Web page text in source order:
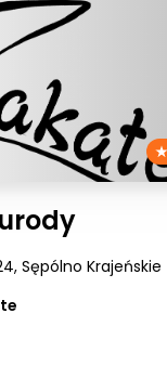
, Sępólno Krajeńskie